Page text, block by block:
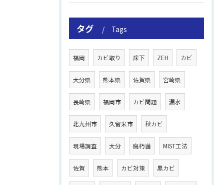
タグ Tags
福岡 カビ取り 床下 ZEH カビ
大分県 熊本県 佐賀県 宮崎県
長崎県 福岡市 カビ問題 漏水
北九州市 久留米市 秋カビ
現場調査 大分 腐朽菌 MIST工法
佐賀 熊本 カビ対策 黒カビ